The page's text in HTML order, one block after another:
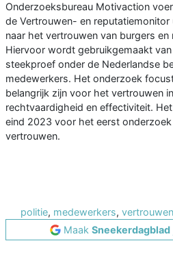
Onderzoeksbureau Motivaction
de Vertrouwen- en
naar het vertrouwen van burgers
Hiervoor wordt gebruikgemaakt
steekproef onder de Nederlandse
medewerkers. Het onderzoek
belangrijk zijn voor het vertrouwen
rechtvaardigheid en effectiviteit.
eind 2023 voor het eerst
vertrouwen.
politie, medewerkers, vertrouwen
Maak Sneekerdagblad